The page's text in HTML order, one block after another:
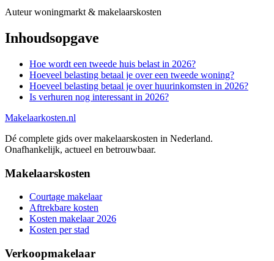
Auteur woningmarkt & makelaarskosten
Inhoudsopgave
Hoe wordt een tweede huis belast in 2026?
Hoeveel belasting betaal je over een tweede woning?
Hoeveel belasting betaal je over huurinkomsten in 2026?
Is verhuren nog interessant in 2026?
Makelaarkosten.nl
Dé complete gids over makelaarskosten in Nederland.
Onafhankelijk, actueel en betrouwbaar.
Makelaarskosten
Courtage makelaar
Aftrekbare kosten
Kosten makelaar 2026
Kosten per stad
Verkoopmakelaar